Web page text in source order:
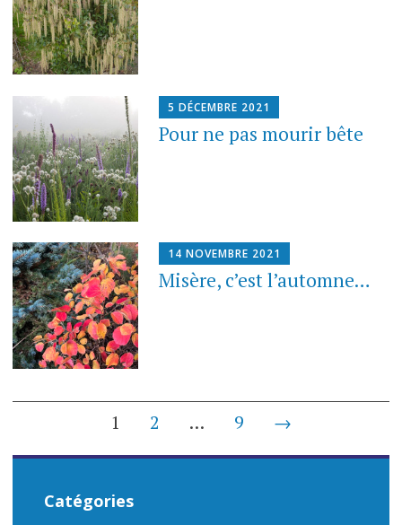
5 DÉCEMBRE 2021
Pour ne pas mourir bête
14 NOVEMBRE 2021
Misère, c’est l’automne…
Navigation
des
articles
1 2 … 9 →
Catégories